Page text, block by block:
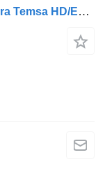
HD/Euro 6/ / , TH166013 manguera para Temsa HD/Euro 6 autobús